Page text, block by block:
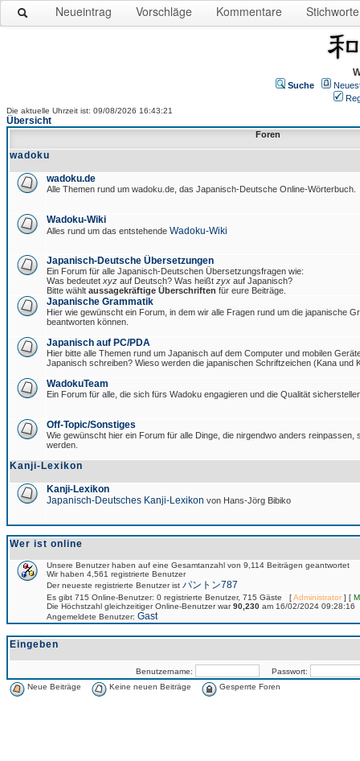
Neueintrag Vorschläge Kommentare Stichworte
Suche
Die aktuelle Uhrzeit ist: 09/08/2026 16:43:21
Übersicht
Foren
wadoku
wadoku.de
Alle Themen rund um wadoku.de, das Japanisch-Deutsche Online-Wörterbuch.
Wadoku-Wiki
Alles rund um das entstehende Wadoku-Wiki
Japanisch-Deutsche Übersetzungen
Ein Forum für alle Japanisch-Deutschen Übersetzungsfragen wie:
Was bedeutet xyz auf Deutsch? Was heißt zyx auf Japanisch?
Bitte wählt aussagekräftige Überschriften für eure Beiträge.
Japanische Grammatik
Hier wie gewünscht ein Forum, in dem wir alle Fragen rund um die japanische
beantworten können.
Japanisch auf PC/PDA
Hier bitte alle Themen rund um Japanisch auf dem Computer und mobilen
Japanisch schreiben? Wieso werden die japanischen Schriftzeichen (Kana und
WadokuTeam
Ein Forum für alle, die sich fürs Wadoku engagieren und die Qualität
Off-Topic/Sonstiges
Wie gewünscht hier ein Forum für alle Dinge, die nirgendwo anders reinpassen,
werden.
Kanji-Lexikon
Kanji-Lexikon
Japanisch-Deutsches Kanji-Lexikon von Hans-Jörg Bibiko
Wer ist online
Unsere Benutzer haben auf eine Gesamtanzahl von 9,114 Beiträgen geantwortet
Wir haben 4,561 registrierte Benutzer
Der neueste registrierte Benutzer ist パントン787
Es gibt 715 Online-Benutzer: 0 registrierte Benutzer, 715 Gäste [Administrator] [
Die Höchstzahl gleichzeitiger Online-Benutzer war90,230 am 16/02/2024 09:28:16
Angemeldete Benutzer: Gast
Eingeben
Benutzername:
Passwort:
Neue Beiträge
Keine neuen Beiträge Gesperrte Foren